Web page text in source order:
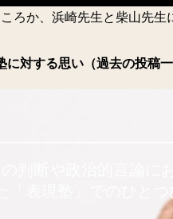
ろか、浜崎先生と柴山先生
対する思い（過去の投稿一
の判断や政治的言論に
た「表現塾」でのひと